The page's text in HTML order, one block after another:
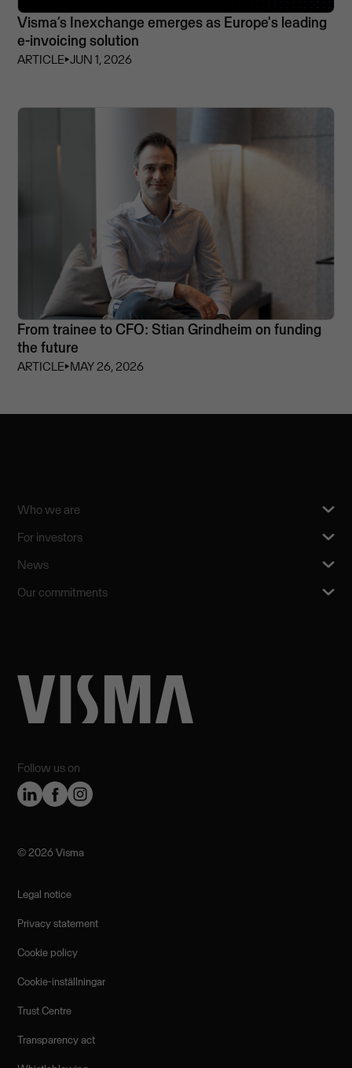
Visma’s Inexchange emerges as Europe's leading
e-invoicing solution
ARTICLE⏵JUN 1, 2026
From trainee to CFO: Stian Grindheim on funding
the future
ARTICLE⏵MAY 26, 2026
Follow us on
Who we are
For investors
News
Our commitments
©️ 2026 Visma
Legal notice
Privacy statement
Cookie policy
Cookie-inställningar
Trust Centre
Transparency act